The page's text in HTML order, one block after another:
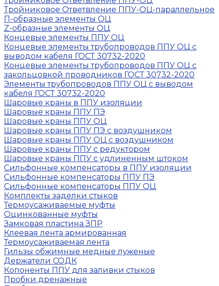
Тройниковое Ответвление ППУ-ОЦ-параллельное
П-образные элементы ОЦ
Z-образные элементы ОЦ
Концевые элементы ППУ ОЦ
Концевые элементы трубопроводов ППУ ОЦ с
выводом кабеля ГОСТ 30732-2020
Концевые элементы трубопроводов ППУ ОЦ с
закольцовкой проводников ГОСТ 30732-2020
Элементы трубопроводов ППУ ОЦ с выводом
кабеля ГОСТ 30732-2020
Шаровые краны в ППУ изоляции
Шаровые краны ППУ ПЭ
Шаровые краны ППУ ОЦ
Шаровые краны ППУ ПЭ с воздушником
Шаровые краны ППУ ОЦ с воздушником
Шаровые краны ППУ с редуктором
Шаровые краны ППУ с удлиненным штоком
Сильфонные компенсаторы в ППУ изоляции
Сильфонные компенсаторы ППУ ПЭ
Сильфонные компенсаторы ППУ ОЦ
Комплекты заделки стыков
Термоусаживаемые муфты
Оцинкованные муфты
Замковая пластина ЗПР
Клеевая лента армированная
Термоусаживаемая лента
Гильзы обжимные медные луженые
Держатели СОДК
Копоненты ППУ для заливки стыков
Пробки дренажные